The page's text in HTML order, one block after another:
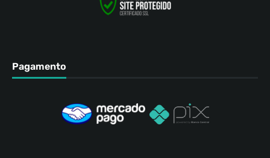
Pagamento